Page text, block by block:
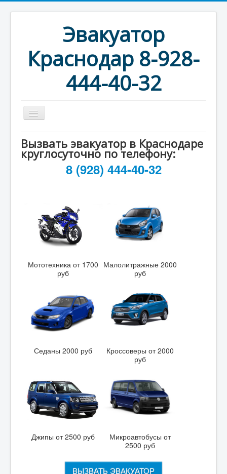
Эвакуатор
Краснодар 8-928-
444-40-32
Услуги и Цены
Контакты
Вызвать эвакуатор в Краснодаре
круглосуточно по телефону:
8 (928) 444-40-32
Мототехника от 1700
руб
Малолитражные 2000
руб
Седаны 2000 руб
Кроссоверы от 2000
руб
Джипы от 2500 руб
Микроавтобусы от
2500 руб
ВЫЗВАТЬ ЭВАКУАТОР